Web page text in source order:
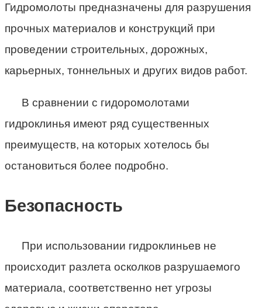
Гидромолоты предназначены для разрушения
прочных материалов и конструкций при
проведении строительных, дорожных,
карьерных, тоннельных и других видов работ.
В сравнении с гидоромолотами
гидроклинья имеют ряд существенных
преимуществ, на которых хотелось бы
остановиться более подробно.
Безопасность
При использовании гидроклиньев не
происходит разлета осколков разрушаемого
материала, соответственно нет угрозы